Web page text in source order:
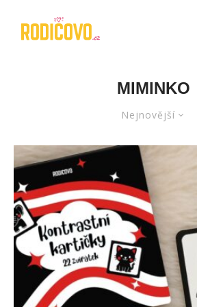
MIMINKO
Nejnovější